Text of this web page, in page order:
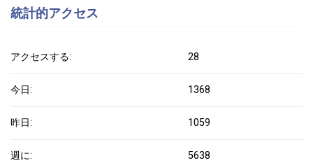
統計的アクセス
アクセスする: 28
今日: 1368
昨日: 1059
週に: 5638